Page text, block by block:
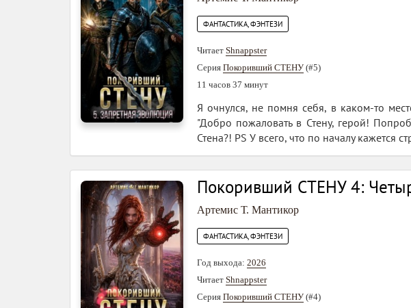
ФАНТАСТИКА, ФЭНТЕЗИ
Читает Shnappster
Серия Покоривший СТЕНУ (#5)
11 часов 37 минут
Я очнулся, не помня себя, в каком-то
"Добро пожаловать в Стену, герой!
Стена?! PS У всего, что по началу кажется
Покоривший СТЕНУ 4:
Артемис Т. Мантикор
ФАНТАСТИКА, ФЭНТЕЗИ
Год выхода: 2026
Читает Shnappster
Серия Покоривший СТЕНУ (#4)